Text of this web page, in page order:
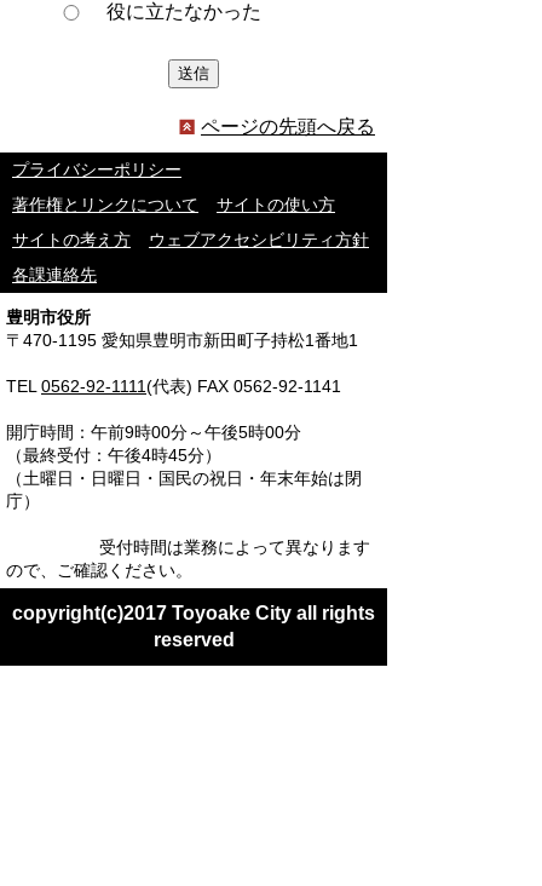
役に立たなかった
ページの先頭へ戻る
プライバシーポリシー
著作権とリンクについて
サイトの使い方
サイトの考え方
ウェブアクセシビリティ方針
各課連絡先
豊明市役所
〒470-1195 愛知県豊明市新田町子持松1番地1
TEL 0562-92-1111(代表) FAX 0562-92-1141
開庁時間：午前9時00分～午後5時00分
（最終受付：午後4時45分）
（土曜日・日曜日・国民の祝日・年末年始は閉
庁）
受付時間は業務によって異なります
ので、ご確認ください。
copyright(c)2017 Toyoake City all rights
reserved